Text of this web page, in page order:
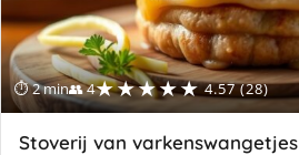
⏱ 2 min👥 4★★★★★ 4.57 (28)
Stoverij van varkenswangetjes